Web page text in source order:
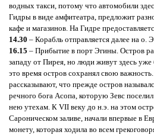
водных такси, потому что автомобили
Гидры в виде амфитеатра, предложит
кафе и магазинов. На Гидре
14.30 – Корабль отправляется далее на о.
16.15 – Прибытие в порт Эгины. Остров
западу от Пирея, но люди живут здесь уже
это время остров сохранял свою
рассказывают, что прежде остров
речного бога Асопа, которую Зевс
нею утехам. К VII веку до н.э. на этом
Сароническом заливе, начали впервые в
монету, которая ходила во всем